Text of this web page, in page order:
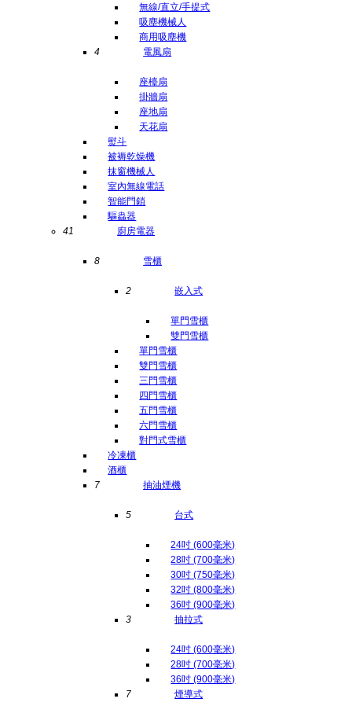
無線/直立/手提式
吸塵機械人
商用吸塵機
4
電風扇
座檯扇
掛牆扇
座地扇
天花扇
熨斗
被褥乾燥機
抹窗機械人
室內無線電話
智能門鎖
驅蟲器
41
廚房電器
8 雪櫃
2 嵌入式
單門雪櫃
雙門雪櫃
單門雪櫃
雙門雪櫃
三門雪櫃
四門雪櫃
五門雪櫃
六門雪櫃
對門式雪櫃
冷凍櫃
酒櫃
7
抽油煙機
5 台式
24吋 (600毫米)
28吋 (700毫米)
30吋 (750毫米)
32吋 (800毫米)
36吋 (900毫米)
3
抽拉式
24吋 (600毫米)
28吋 (700毫米)
36吋 (900毫米)
7
煙導式